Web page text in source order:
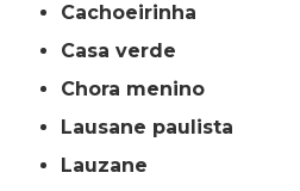
cachoeirinha
casa verde
chora menino
lausane paulista
lauzane